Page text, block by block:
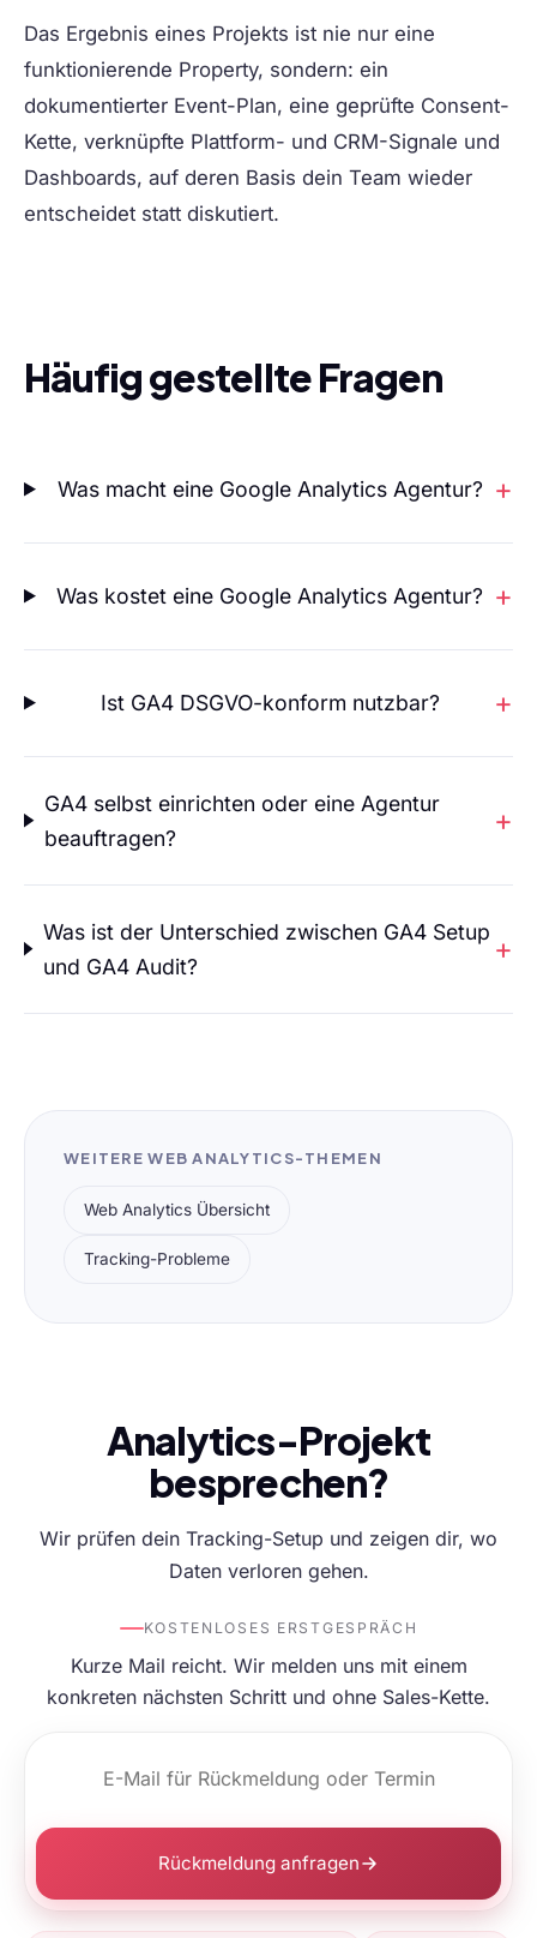
Das Ergebnis eines Projekts ist nie nur eine
funktionierende Property, sondern: ein
dokumentierter Event-Plan, eine geprüfte Consent-
Kette, verknüpfte Plattform- und CRM-Signale und
Dashboards, auf deren Basis dein Team wieder
entscheidet statt diskutiert.
Häufig gestellte Fragen
Was macht eine Google Analytics Agentur?
Was kostet eine Google Analytics Agentur?
Ist GA4 DSGVO-konform nutzbar?
GA4 selbst einrichten oder eine Agentur
beauftragen?
Was ist der Unterschied zwischen GA4 Setup
und GA4 Audit?
WEITERE WEB ANALYTICS-THEMEN
Web Analytics Übersicht
Tracking-Probleme
Analytics-Projekt
besprechen?
Wir prüfen dein Tracking-Setup und zeigen dir, wo
Daten verloren gehen.
KOSTENLOSES ERSTGESPRÄCH
Kurze Mail reicht. Wir melden uns mit einem
konkreten nächsten Schritt und ohne Sales-Kette.
Rückmeldung anfragen